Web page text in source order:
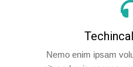
Nemo enim ipsam